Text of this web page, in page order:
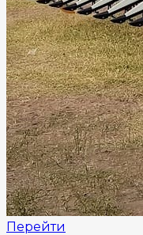
Перейти